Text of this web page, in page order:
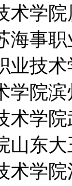
术学
海事
业技
学院
术学
山东
术学